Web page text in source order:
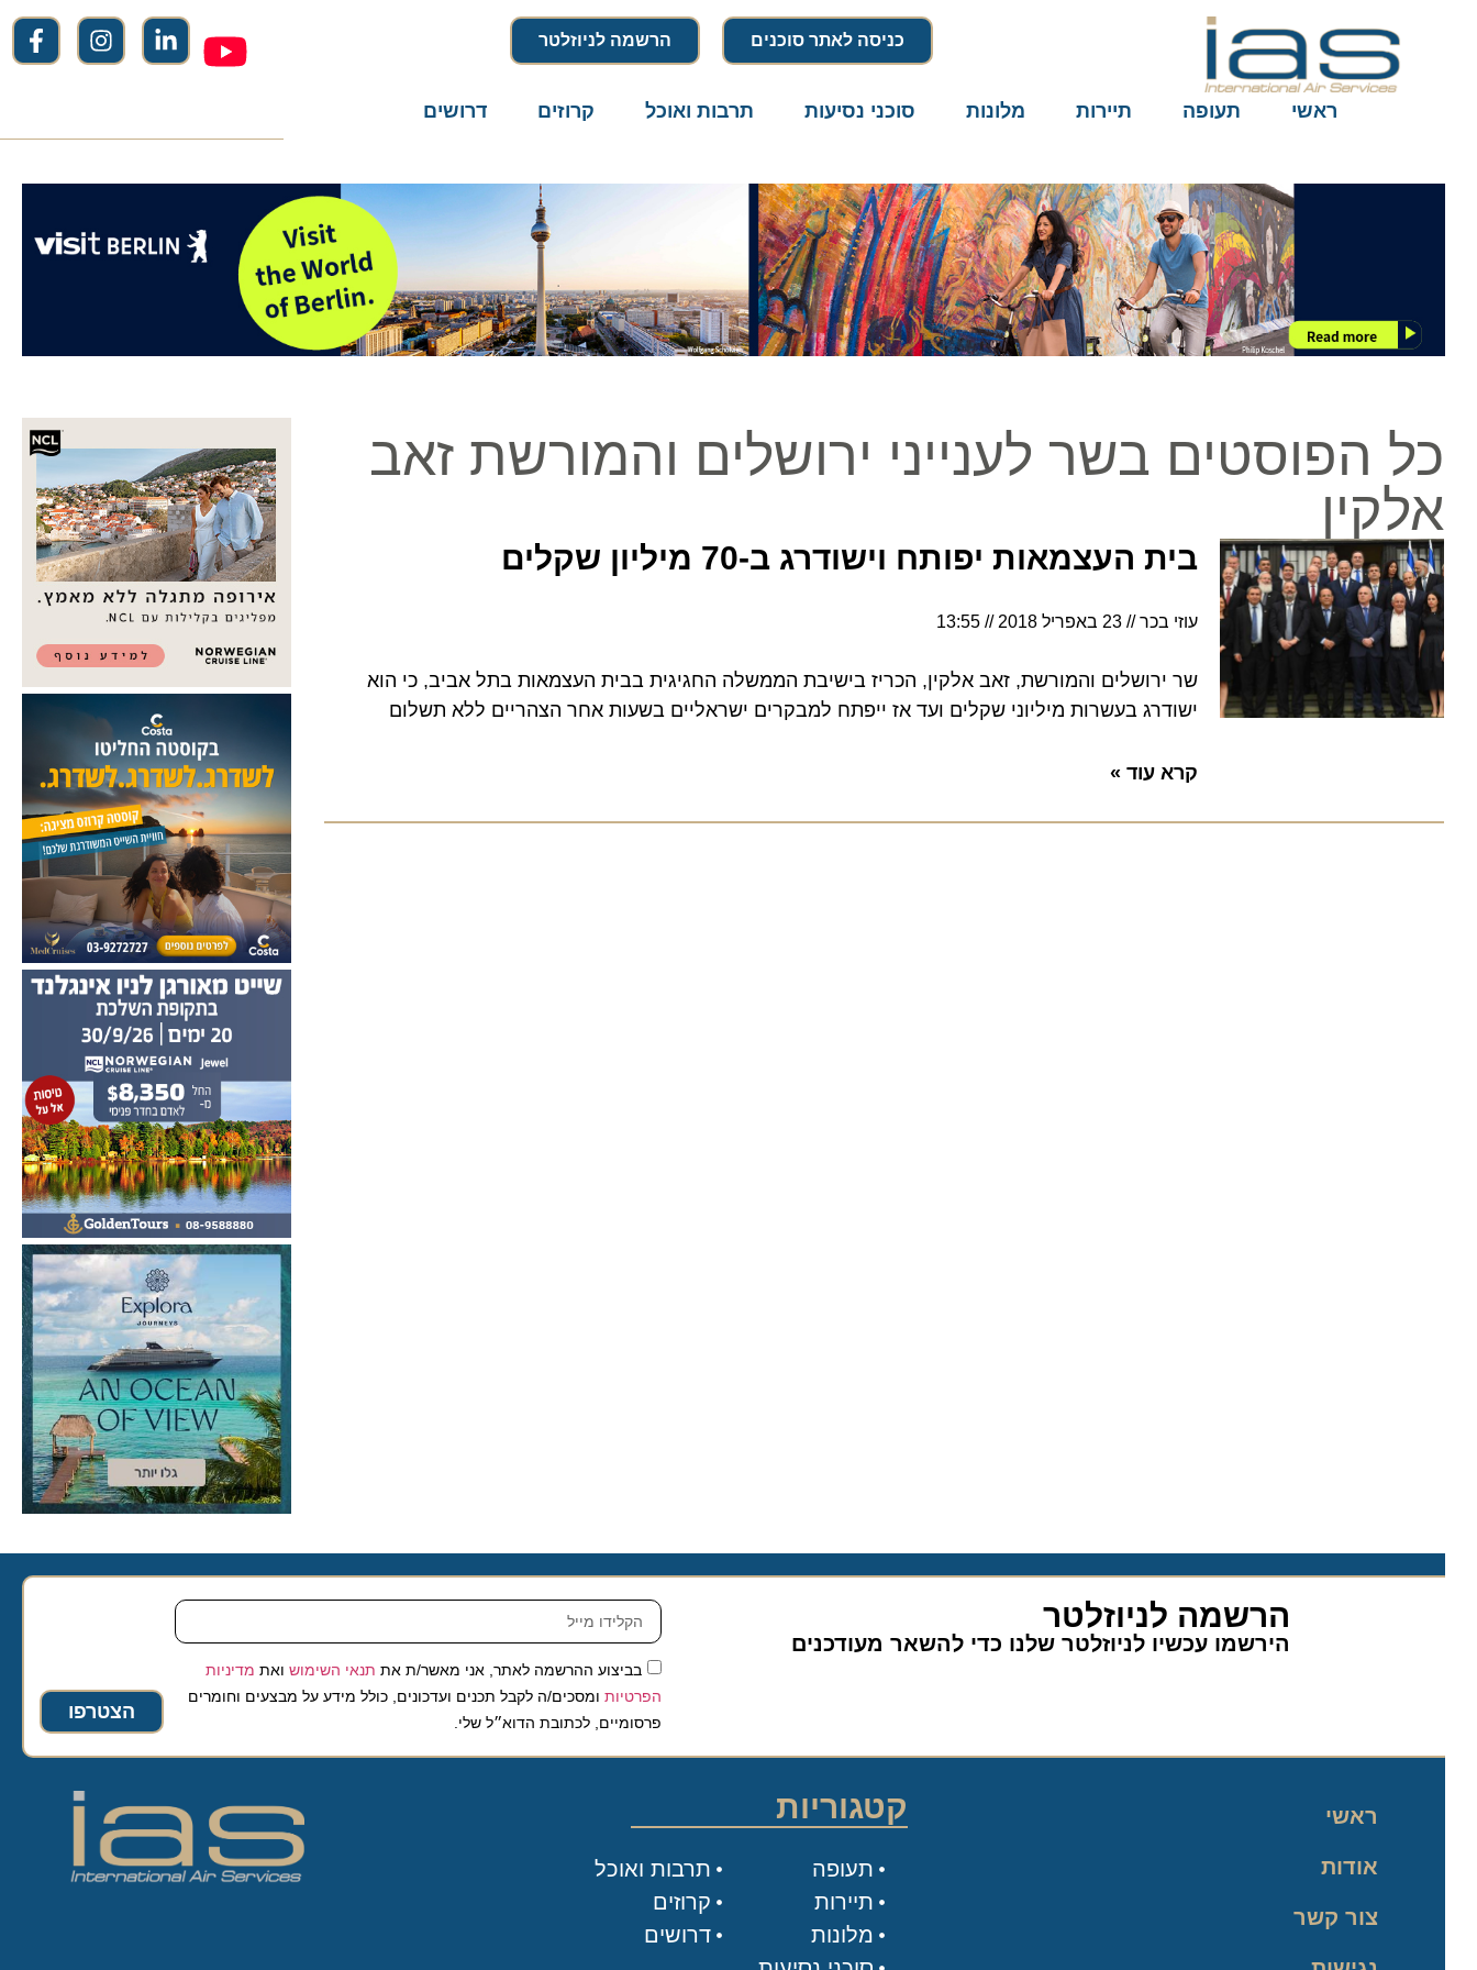
כניסה לאתר סוכנים הרשמה לניוזלטר
ראשי תעופה תיירות מלונות סוכני נסיעות תרבות ואוכל קרוזים דרושים
כל הפוסטים בשר לענייני ירושלים והמורשת זאב
אלקין
בית העצמאות יפותח וישודרג ב-70 מיליון שקלים
עוזי בכר 23 באפריל 2018 13:55
שר ירושלים והמורשת, זאב אלקין, הכריז בישיבת הממשלה החגיגית בבית העצמאות בתל אביב, כי הוא
ישודרג בעשרות מיליוני שקלים ועד אז ייפתח למבקרים ישראליים בשעות אחר הצהריים ללא תשלום
קרא עוד »
הרשמה לניוזלטר
הירשמו עכשיו לניוזלטר שלנו כדי להשאר מעודכנים
בביצוע ההרשמה לאתר, אני מאשר/ת אתתנאי השימושואת מדיניות
הפרטיותומסכים/ה לקבל תכנים ועדכונים, כולל מידע על מבצעים וחומרים
פרסומיים, לכתובת הדוא״ל שלי.
הצטרפו
ראשי
אודות
צור קשר
קטגוריות
תעופה
תיירות
מלונות
תרבות ואוכל
קרוזים
דרושים